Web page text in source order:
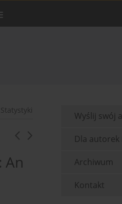
Statystyki
An
Wyślij swój
Dla
Archiwum
Kontakt